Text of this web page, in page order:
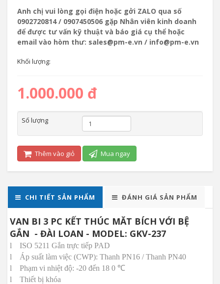
Anh chị vui lòng gọi điện hoặc gởi ZALO qua số
0902720814 / 0907450506 gặp Nhân viên kinh doanh
để được tư vấn kỹ thuật và báo giá cụ thể hoặc
email vào hòm thư: sales@pm-e.vn / info@pm-e.vn
Khối lượng:
1.000.000 đ
Số lượng
Thêm vào giỏ Mua ngay
CHI TIẾT SẢN PHẨM ĐÁNH GIÁ SẢN PHẨM
VAN BI 3 PC KẾT THÚC MĂT BÍCH VỚI BỆ
GẮN - ĐÀI LOAN - MODEL: GKV-237
l
ISO 5211 Gắn trực tiếp PAD
l
Áp suất làm việc (CWP): Thanh PN16 / Thanh PN40
l
Phạm vi nhiệt độ: -20 đến 18 0 ℃
l
Thiết bị khóa